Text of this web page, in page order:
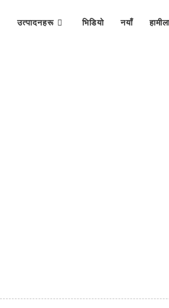
उत्पादनहरू भिडियो नयाँ